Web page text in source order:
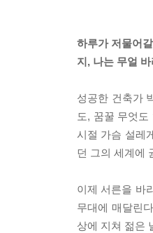
하루가 저물어
지, 나는 무얼
성공한 건축가
도, 꿈꿀 무엇
시절 가슴 설레
던 그의 세계에
이제 서른을 바
무대에 매달린
상에 지쳐 젊은